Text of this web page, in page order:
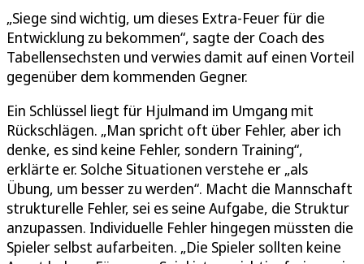
„Siege sind wichtig, um dieses Extra-Feuer für die
Entwicklung zu bekommen“, sagte der Coach des
Tabellensechsten und verwies damit auf einen Vorteil
gegenüber dem kommenden Gegner.
Ein Schlüssel liegt für Hjulmand im Umgang mit
Rückschlägen. „Man spricht oft über Fehler, aber ich
denke, es sind keine Fehler, sondern Training“,
erklärte er. Solche Situationen verstehe er „als
Übung, um besser zu werden“. Macht die Mannschaft
strukturelle Fehler, sei es seine Aufgabe, die Struktur
anzupassen. Individuelle Fehler hingegen müssten die
Spieler selbst aufarbeiten. „Die Spieler sollten keine